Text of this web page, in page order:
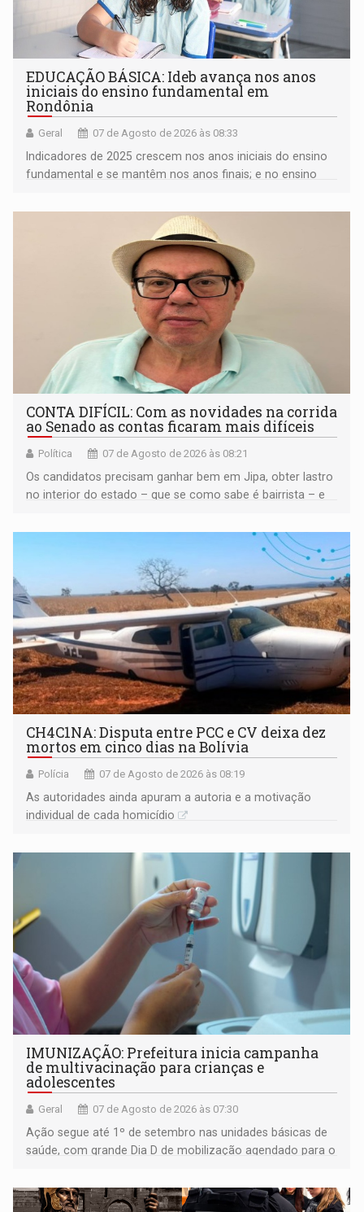
EDUCAÇÃO BÁSICA: Ideb avança nos anos
iniciais do ensino fundamental em
Rondônia
Geral 07 de Agosto de 2026 às 08:33
Indicadores de 2025 crescem nos anos iniciais do ensino
fundamental e se mantêm nos anos finais; e no ensino
CONTA DIFÍCIL: Com as novidades na corrida
ao Senado as contas ficaram mais difíceis
Política 07 de Agosto de 2026 às 08:21
Os candidatos precisam ganhar bem em Jipa, obter lastro
no interior do estado – que se como sabe é bairrista – e
garantir
CH4C1NA: Disputa entre PCC e CV deixa dez
mortos em cinco dias na Bolívia
Polícia 07 de Agosto de 2026 às 08:19
As autoridades ainda apuram a autoria e a motivação
individual de cada homicídio
IMUNIZAÇÃO: Prefeitura inicia campanha
de multivacinação para crianças e
adolescentes
Geral 07 de Agosto de 2026 às 07:30
Ação segue até 1º de setembro nas unidades básicas de
saúde, com grande Dia D de mobilização agendado para o